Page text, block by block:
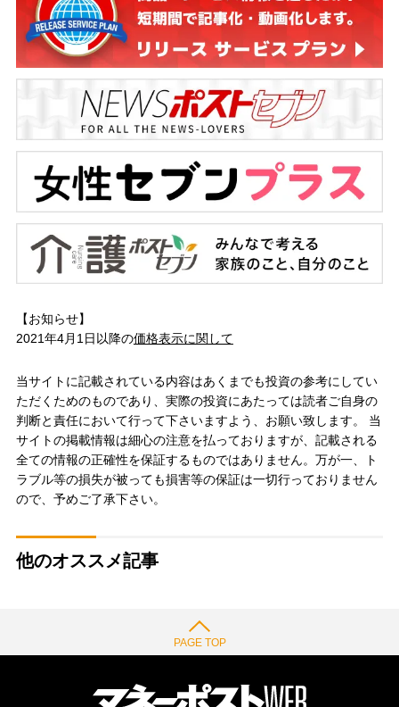
【お知らせ】
2021年4月1日以降の価格表示に関して
当サイトに記載されている内容はあくまでも投資の参考にしてい
ただくためのものであり、実際の投資にあたっては読者ご自身の
判断と責任において行って下さいますよう、お願い致します。 当
サイトの掲載情報は細心の注意を払っておりますが、記載される
全ての情報の正確性を保証するものではありません。万が一、ト
ラブル等の損失が被っても損害等の保証は一切行っておりません
ので、予めご了承下さい。
他のオススメ記事
PAGE TOP